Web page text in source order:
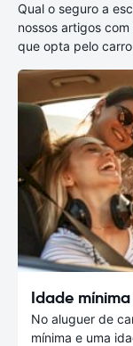
Qual o seguro a
nossos artigos
que opta pelo
Idade
No aluguer de
mínima e uma